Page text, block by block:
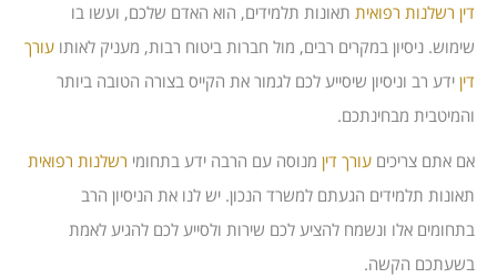
דין רשלנות רפואית תאונות תלמידים, הוא האדם שלכם, ועשו בו
שימוש. ניסיון במקרים רבים, מול חברות ביטוח רבות, מעניק לאותו עורך
דין ידע רב וניסיון שיסייע לכם לגמור את הקייס בצורה הטובה ביותר
והמיטבית מבחינתכם.
אם אתם צריכים עורך דין מנוסה עם הרבה ידע בתחומי רשלנות רפואית
תאונות תלמידים הגעתם למשרד הנכון. יש לנו את הניסיון הרב
בתחומים אלו ונשמח להציע לכם שירות ולסייע לכם להגיע לאמת
בשעתכם הקשה.